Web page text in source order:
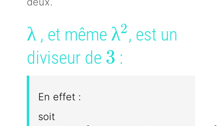
\lambda
λ, et même \lambda^2
λ2, est un
diviseur de 3
3 :
En effet :
soit